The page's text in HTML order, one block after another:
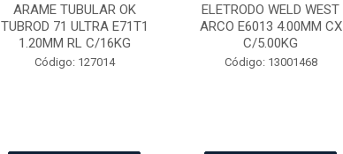
ARAME TUBULAR OK
TUBROD 71 ULTRA E71T1
1.20MM RL C/16KG
Código: 127014
ELETRODO WELD WEST
ARCO E6013 4.00MM CX
C/5.00KG
Código: 13001468